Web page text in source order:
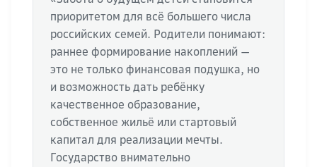
приоритетом для всё большего числа
российских семей. Родители понимают:
раннее формирование накоплений —
это не только финансовая подушка, но
и возможность дать ребёнку
качественное образование,
собственное жильё или стартовый
капитал для реализации мечты.
Государство внимательно